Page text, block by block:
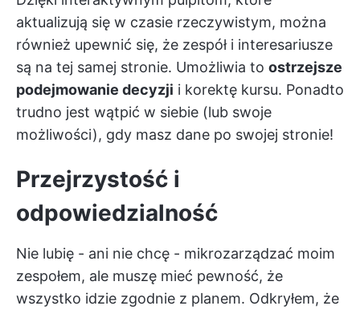
aktualizują się w czasie rzeczywistym, można
również upewnić się, że zespół i interesariusze
są na tej samej stronie. Umożliwia to ostrzejsze
podejmowanie decyzji i korektę kursu. Ponadto
trudno jest wątpić w siebie (lub swoje
możliwości), gdy masz dane po swojej stronie!
Przejrzystość i
odpowiedzialność
Nie lubię - ani nie chcę - mikrozarządzać moim
zespołem, ale muszę mieć pewność, że
wszystko idzie zgodnie z planem. Odkryłem, że